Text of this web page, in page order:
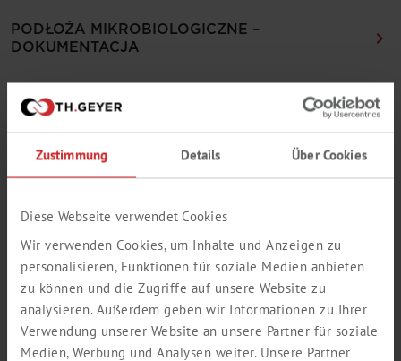
Zustimmung Details Über Cookies
Diese Webseite verwendet Cookies
Wir verwenden Cookies, um Inhalte und Anzeigen zu
personalisieren, Funktionen für soziale Medien anbieten
zu können und die Zugriffe auf unsere Website zu
analysieren. Außerdem geben wir Informationen zu Ihrer
Verwendung unserer Website an unsere Partner für soziale
Medien, Werbung und Analysen weiter. Unsere Partner
PODŁOŻA MIKROBIOLOGICZNE –
DOKUMENTACJA
TABELA KOMPATYBILNOŚCI KOŃCÓWEK DO
PIPET LABSOLUTE®
TABELA KOMPATYBILNOŚCI PASKÓW I PŁYTEK
PCR